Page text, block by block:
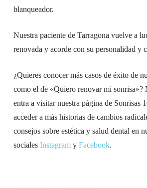
blanqueador.
Nuestra paciente de Tarragona vuelve a
renovada y acorde con su personalidad y
¿Quieres conocer más casos de éxito de
como el de «Quiero renovar mi sonrisa»?
entra a visitar nuestra página de Sonrisas
acceder a más historias de cambios
consejos sobre estética y salud dental en
sociales Instagramy Facebook.